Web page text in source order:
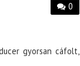
0
gyorsan cáfolt,